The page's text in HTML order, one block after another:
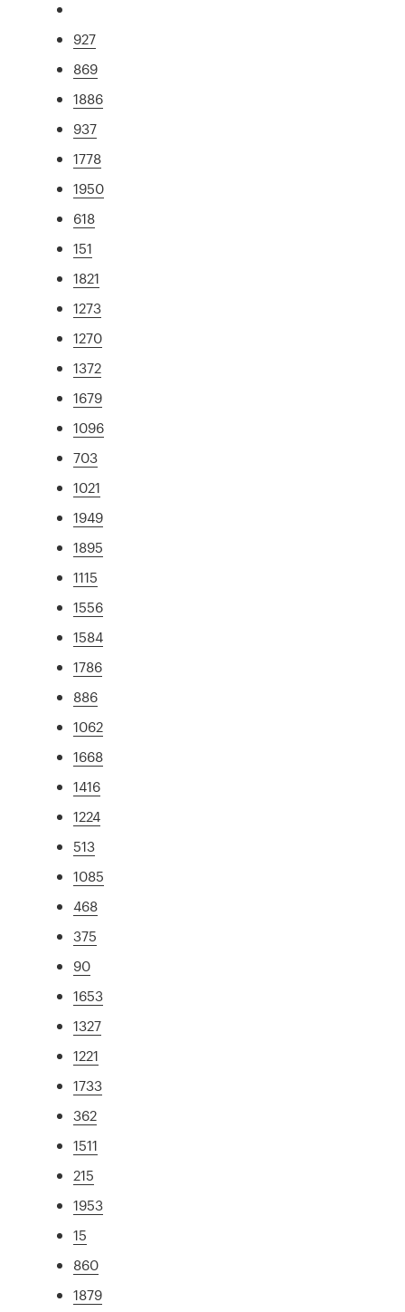
927
869
1886
937
1778
1950
618
151
1821
1273
1270
1372
1679
1096
703
1021
1949
1895
1115
1556
1584
1786
886
1062
1668
1416
1224
513
1085
468
375
90
1653
1327
1221
1733
362
1511
215
1953
15
860
1879